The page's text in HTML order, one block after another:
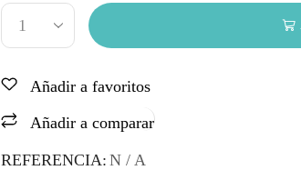
Añadir a favoritos
Añadir a comparar
REFERENCIA: N / A